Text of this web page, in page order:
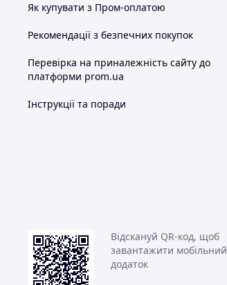
Як купувати з Пром-оплатою
Рекомендації з безпечних покупок
Перевірка на приналежність сайту до
платформи prom.ua
Інструкції та поради
Відскануй QR-код, щоб
завантажити мобільний
додаток